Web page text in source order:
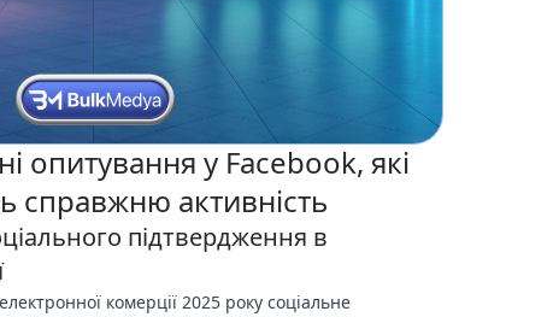
опитування у Facebook, які
справжню активність
підтвердження в
комерції 2025 року соціальне